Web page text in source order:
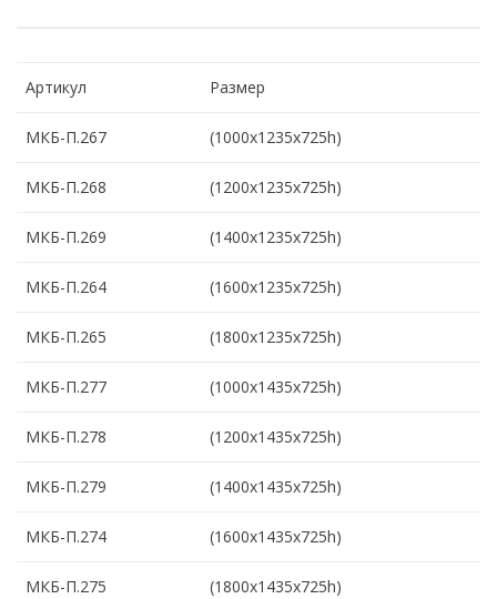
Артикул Размер
МКБ-П.267 (1000х1235х725h)
МКБ-П.268 (1200х1235х725h)
МКБ-П.269 (1400х1235х725h)
МКБ-П.264 (1600х1235х725h)
МКБ-П.265 (1800х1235х725h)
МКБ-П.277 (1000х1435х725h)
МКБ-П.278 (1200х1435х725h)
МКБ-П.279 (1400х1435х725h)
МКБ-П.274 (1600х1435х725h)
МКБ-П.275 (1800х1435х725h)